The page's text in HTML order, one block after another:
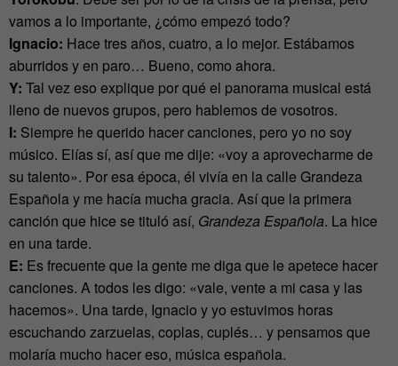
vamos a lo importante, ¿cómo empezó todo?
Ignacio: Hace tres años, cuatro, a lo mejor. Estábamos
aburridos y en paro… Bueno, como ahora.
Y: Tal vez eso explique por qué el panorama musical está
lleno de nuevos grupos, pero hablemos de vosotros.
I: Siempre he querido hacer canciones, pero yo no soy
músico. Elías sí, así que me dije: «voy a aprovecharme de
su talento». Por esa época, él vivía en la calle Grandeza
Española y me hacía mucha gracia. Así que la primera
canción que hice se tituló así, Grandeza Española. La hice
en una tarde.
E: Es frecuente que la gente me diga que le apetece hacer
canciones. A todos les digo: «vale, vente a mi casa y las
hacemos». Una tarde, Ignacio y yo estuvimos horas
escuchando zarzuelas, coplas, cuplés… y pensamos que
molaría mucho hacer eso, música española.